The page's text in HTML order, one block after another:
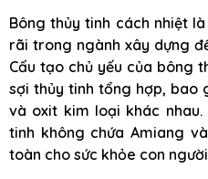
Bông thủy tinh cách nhiệt
rãi trong ngành xây dựng
Cấu tạo chủ yếu của bông
sợi thủy tinh tổng hợp, bao
và oxit kim loại khác
tinh không chứa Amiang
toàn cho sức khỏe con